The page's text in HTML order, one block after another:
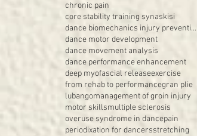
chronic pain
core stability training synaskisi
dance biomechanics injury prevention
dance motor development
dance movement analysis
dance performance enhancement
deep myofascial releaseexercise
from rehab to performancegran plie
lubangomanagement of groin injury
motor skillsmultiple sclerosis
overuse syndrome in dancepain
periodixation for dancersstretching